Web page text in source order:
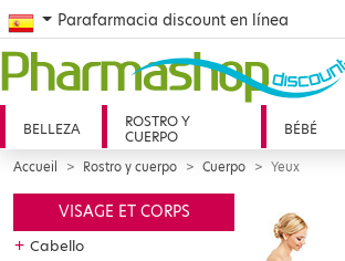
Spanish
Parafarmacia discount en línea
BELLEZA
ROSTRO Y
CUERPO
BÉBÉ
Accueil Rostro y cuerpo Cuerpo Yeux
VISAGE ET CORPS
+ Cabello